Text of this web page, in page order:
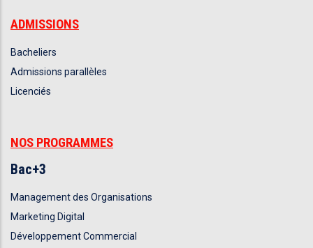
ADMISSIONS
Bacheliers
Admissions parallèles
Licenciés
NOS PROGRAMMES
Bac+3
Management des Organisations
Marketing Digital
Développement Commercial